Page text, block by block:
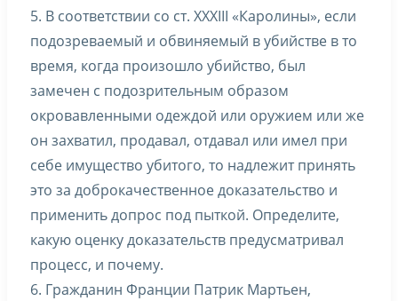
5. В соответствии со ст. XXXIII «Каролины», если
подозреваемый и обвиняемый в убийстве в то
время, когда произошло убийство, был
замечен с подозрительным образом
окровавленными одеждой или оружием или же
он захватил, продавал, отдавал или имел при
себе имущество убитого, то надлежит принять
это за доброкачественное доказательство и
применить допрос под пыткой. Определите,
какую оценку доказательств предусматривал
процесс, и почему.
6. Гражданин Франции Патрик Мартьен,